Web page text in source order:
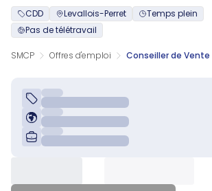
CDD Levallois-Perret
Temps plein
Pas de télétravail
SMCP Offres d'emploi